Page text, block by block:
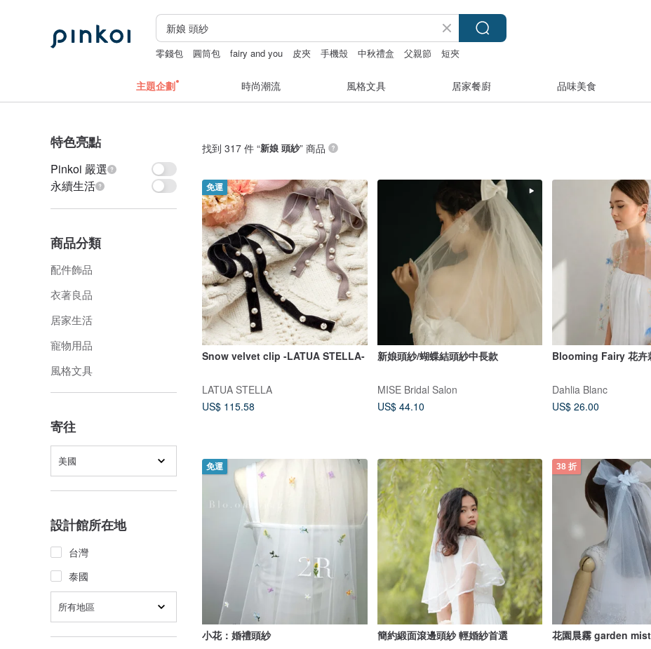
零錢包 圓筒包 fairy and you 皮夾 手機殼 中秋禮盒 父親節 短夾
主題企劃 時尚潮流 風格文具 居家餐廚 品味美食
特色亮點
Pinkoi 嚴選
永續生活
商品分類
配件飾品
衣著良品
居家生活
寵物用品
風格文具
寄往
美國
設計館所在地
台灣
泰國
所有地區
找到 317 件 “新娘 頭紗” 商品
免運
Snow velvet clip -LATUA STELLA-
LATUA STELLA
US$ 115.58
新娘頭紗/蝴蝶結頭紗中長款
MISE Bridal Salon
US$ 44.10
Blooming Fairy 花卉
Dahlia Blanc
US$ 26.00
免運
小花：婚禮頭紗 簡約緞面滾邊頭紗 輕婚紗首選
38 折
花園晨霧 garden mist